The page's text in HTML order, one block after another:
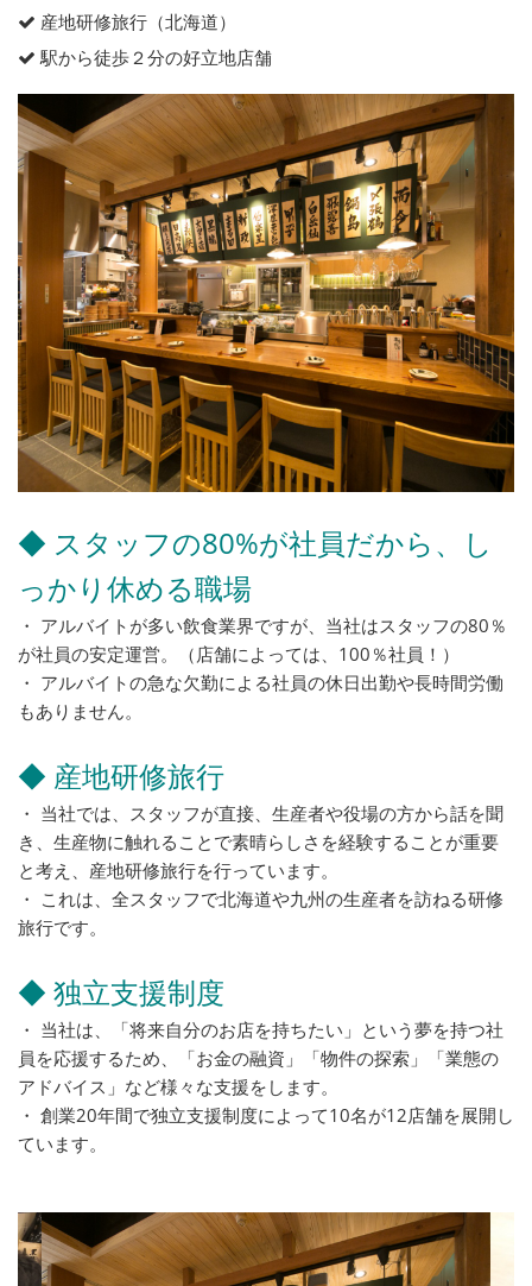
産地研修旅行（北海道）
駅から徒歩２分の好立地店舗
◆ スタッフの80%が社員だから、し
っかり休める職場
・ アルバイトが多い飲食業界ですが、当社はスタッフの80％
が社員の安定運営。（店舗によっては、100％社員！）
・ アルバイトの急な欠勤による社員の休日出勤や長時間労働
もありません。
◆ 産地研修旅行
・ 当社では、スタッフが直接、生産者や役場の方から話を聞
き、生産物に触れることで素晴らしさを経験することが重要
と考え、産地研修旅行を行っています。
・ これは、全スタッフで北海道や九州の生産者を訪ねる研修
旅行です。
◆ 独立支援制度
・ 当社は、「将来自分のお店を持ちたい」という夢を持つ社
員を応援するため、「お金の融資」「物件の探索」「業態の
アドバイス」など様々な支援をします。
・ 創業20年間で独立支援制度によって10名が12店舗を展開し
ています。